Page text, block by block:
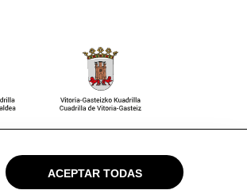
privacidad Cookies